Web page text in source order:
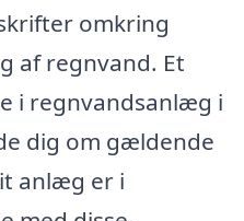
omkring
af regnvand. Et
i regnvandsanlæg i
dig om gældende
anlæg er i